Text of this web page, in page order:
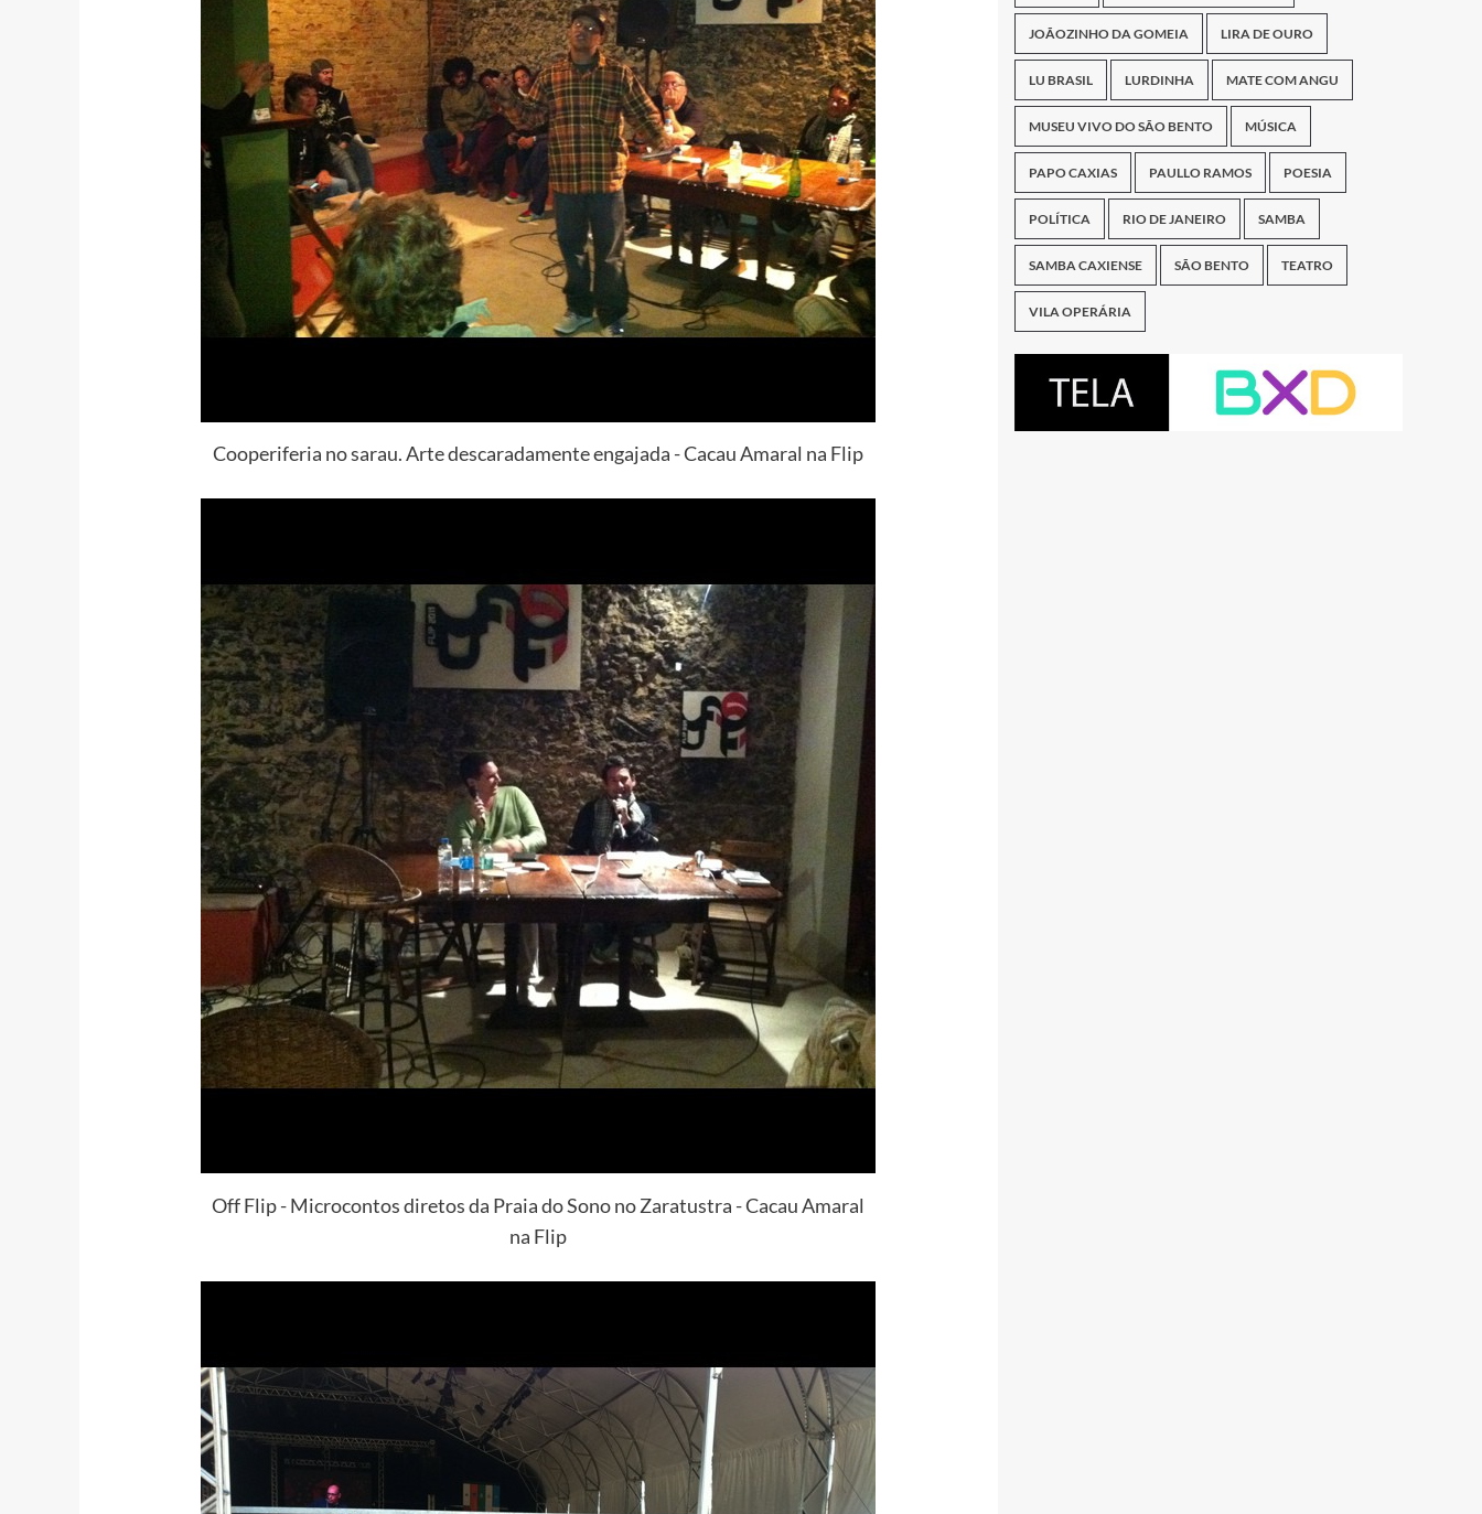
Cooperiferia no sarau. Arte descaradamente engajada - Cacau Amaral na Flip
Off Flip - Microcontos diretos da Praia do Sono no Zaratustra - Cacau Amaral
na Flip
JOÃOZINHO DA GOMEIA LIRA DE OURO
LU BRASIL LURDINHA MATE COM ANGU
MUSEU VIVO DO SÃO BENTO MÚSICA
PAPO CAXIAS PAULLO RAMOS POESIA
POLÍTICA RIO DE JANEIRO SAMBA
SAMBA CAXIENSE SÃO BENTO TEATRO
VILA OPERÁRIA